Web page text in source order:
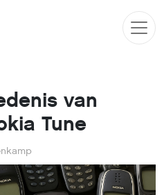
van
Tune